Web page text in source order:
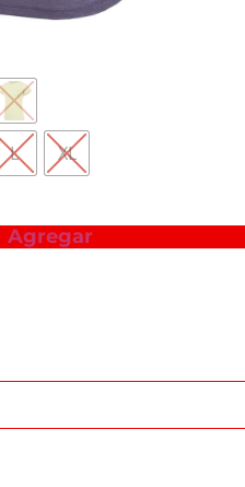
L XL
Agregar